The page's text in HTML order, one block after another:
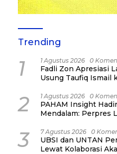
Trending
1 1 Agustus 2026 0
Fadli Zon Apresiasi
Usung Taufiq Ismail
2 1 Agustus 2026 0
PAHAM Insight
Mendalam: Perpres
Bukan Ancaman
3 7 Agustus 2026 0
UBSI dan UNTAN
Lewat Kolaborasi